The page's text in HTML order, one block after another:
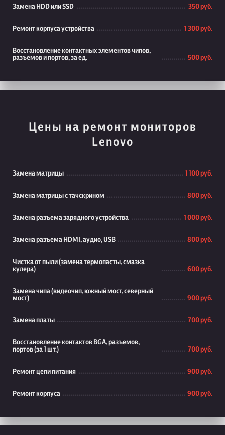
Замена HDD или SSD 350 руб.
Ремонт корпуса устройства 1 300 руб.
Восстановление контактных элементов чипов,
разъемов и портов, за ед.
500 руб.
Цены на ремонт мониторов
Lenovo
Замена матрицы 1 100 руб.
Замена матрицы с тачскрином 800 руб.
Замена разъема зарядного устройства 1 000 руб.
Замена разъема HDMI, аудио, USB 800 руб.
Чистка от пыли (замена термопасты, смазка
кулера)
600 руб.
Замена чипа (видеочип, южный мост, северный
мост)
900 руб.
Замена платы 700 руб.
Восстановление контактов BGA, разъемов,
портов (за 1 шт.)
700 руб.
Ремонт цепи питания 900 руб.
Ремонт корпуса 900 руб.